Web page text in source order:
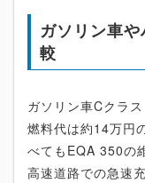
ガソリン車
較
ガソリン車Cクラ
燃料代は約14万円
べてもEQA 350の
高速道路での急速